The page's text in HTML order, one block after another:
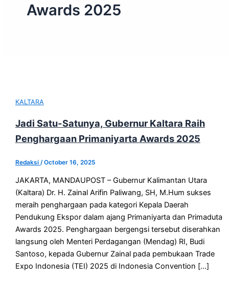
Awards 2025
KALTARA
Jadi Satu-Satunya, Gubernur Kaltara Raih
Penghargaan Primaniyarta Awards 2025
Redaksi /October 16, 2025
JAKARTA, MANDAUPOST – Gubernur Kalimantan Utara
(Kaltara) Dr. H. Zainal Arifin Paliwang, SH, M.Hum sukses
meraih penghargaan pada kategori Kepala Daerah
Pendukung Ekspor dalam ajang Primaniyarta dan Primaduta
Awards 2025. Penghargaan bergengsi tersebut diserahkan
langsung oleh Menteri Perdagangan (Mendag) RI, Budi
Santoso, kepada Gubernur Zainal pada pembukaan Trade
Expo Indonesia (TEI) 2025 di Indonesia Convention […]